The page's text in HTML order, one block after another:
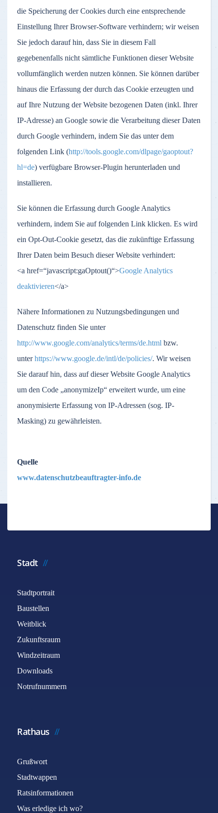
die Speicherung der Cookies durch eine entsprechende
Einstellung Ihrer Browser-Software verhindern; wir weisen
Sie jedoch darauf hin, dass Sie in diesem Fall
gegebenenfalls nicht sämtliche Funktionen dieser Website
vollumfänglich werden nutzen können. Sie können darüber
hinaus die Erfassung der durch das Cookie erzeugten und
auf Ihre Nutzung der Website bezogenen Daten (inkl. Ihrer
IP-Adresse) an Google sowie die Verarbeitung dieser Daten
durch Google verhindern, indem Sie das unter dem
folgenden Link (http://tools.google.com/dlpage/gaoptout?
hl=de) verfügbare Browser-Plugin herunterladen und
installieren.
Sie können die Erfassung durch Google Analytics
verhindern, indem Sie auf folgenden Link klicken. Es wird
ein Opt-Out-Cookie gesetzt, das die zukünftige Erfassung
Ihrer Daten beim Besuch dieser Website verhindert:
<a href=“javascript:gaOptout()“>Google Analytics
deaktivieren</a>
Nähere Informationen zu Nutzungsbedingungen und
Datenschutz finden Sie unter
http://www.google.com/analytics/terms/de.html bzw.
unterhttps://www.google.de/intl/de/policies/. Wir weisen
Sie darauf hin, dass auf dieser Website Google Analytics
um den Code „anonymizeIp“ erweitert wurde, um eine
anonymisierte Erfassung von IP-Adressen (sog. IP-
Masking) zu gewährleisten.
Quelle
www.datenschutzbeauftragter-info.de
Stadt
Stadtportrait
Baustellen
Weitblick
Zukunftsraum
Windzeitraum
Downloads
Notrufnummern
Rathaus
Grußwort
Stadtwappen
Ratsinformationen
Was erledige ich wo?